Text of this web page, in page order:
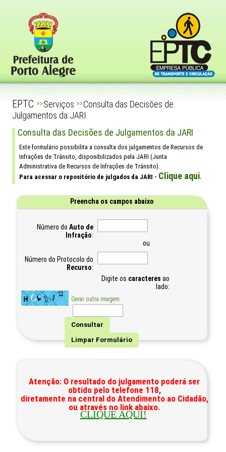
EPTC >> Serviços >> Consulta das Decisões de
Julgamentos da JARI
Consulta das Decisões de Julgamentos da JARI
Este formulário possibilita a consulta dos julgamentos de Recursos de
Infrações de Tránsito, disponibilizados pela JARI (Junta
Administrativa de Recursos de Infrações de Tránsito).
Para acessar o repositório de julgados da JARI - Clique aqui.
Preencha os campos abaixo
Número do Auto de
Infração:
ou
Número do Protocolo do
Recurso:
Digite os caracteres ao
lado:
Gerar outra imagem
Atenção: O resultado do julgamento poderá ser
obtido pelo telefone 118,
diretamente na central do Atendimento ao Cidadão,
ou através no link abaixo.
CLIQUE AQUI!